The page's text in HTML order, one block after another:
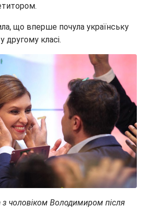
що вперше почула українську
другому класі.
з чоловіком Володимиром після